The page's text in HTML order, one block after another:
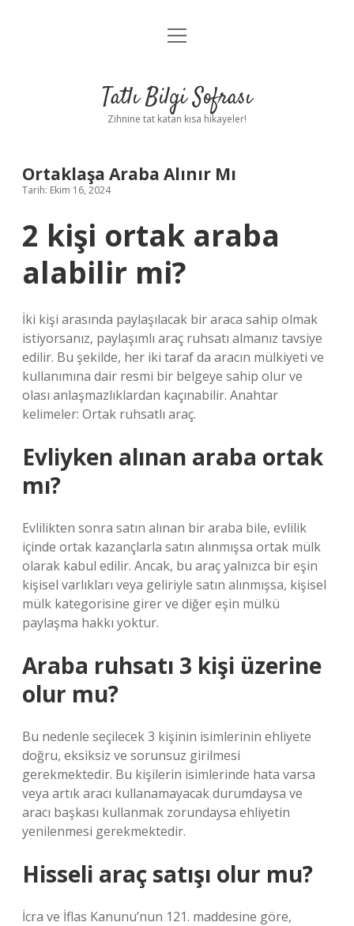
Anasayfa
Yasal Uyarı
menüyü
Tatlı Bilgi Sofrası
Zihnine tat katan kısa hikayeler!
Ortaklaşa Araba Alınır Mı
Tarih: Ekim 16, 2024
2 kişi ortak araba
alabilir mi?
İki kişi arasında paylaşılacak bir araca sahip olmak
istiyorsanız, paylaşımlı araç ruhsatı almanız tavsiye
edilir. Bu şekilde, her iki taraf da aracın mülkiyeti ve
kullanımına dair resmi bir belgeye sahip olur ve
olası anlaşmazlıklardan kaçınabilir. Anahtar
kelimeler: Ortak ruhsatlı araç.
Evliyken alınan araba ortak
mı?
Evlilikten sonra satın alınan bir araba bile, evlilik
içinde ortak kazançlarla satın alınmışsa ortak mülk
olarak kabul edilir. Ancak, bu araç yalnızca bir eşin
kişisel varlıkları veya geliriyle satın alınmışsa, kişisel
mülk kategorisine girer ve diğer eşin mülkü
paylaşma hakkı yoktur.
Araba ruhsatı 3 kişi üzerine
olur mu?
Bu nedenle seçilecek 3 kişinin isimlerinin ehliyete
doğru, eksiksiz ve sorunsuz girilmesi
gerekmektedir. Bu kişilerin isimlerinde hata varsa
veya artık aracı kullanamayacak durumdaysa ve
aracı başkası kullanmak zorundaysa ehliyetin
yenilenmesi gerekmektedir.
Hisseli araç satışı olur mu?
İcra ve İflas Kanunu’nun 121. maddesine göre,